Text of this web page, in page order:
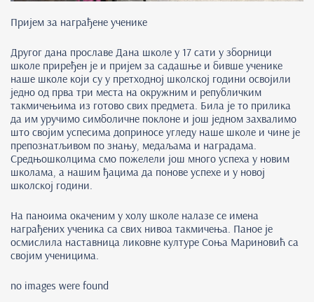
Пријем за награђене ученике
Другог дана прославе Дана школе у 17 сати у зборници
школе приређен је и пријем за садашње и бивше ученике
наше школе који су у претходној школској години освојили
једно од прва три места на окружним и републичким
такмичењима из готово свих предмета. Била је то прилика
да им уручимо симболичне поклоне и још једном захвалимо
што својим успесима доприносе угледу наше школе и чине је
препознатљивом по знању, медаљама и наградама.
Средњошколцима смо пожелели још много успеха у новим
школама, а нашим ђацима да понове успехе и у новој
школској години.
На паноима окаченим у холу школе налазе се имена
награђених ученика са свих нивоа такмичења. Паное је
осмислила наставница ликовне културе Соња Мариновић са
својим ученицима.
no images were found